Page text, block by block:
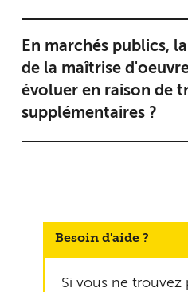
En marchés publics,
de la maîtrise
évoluer en raison de
supplémentaires ?
Besoin d'aide ?
Si vous ne trouvez